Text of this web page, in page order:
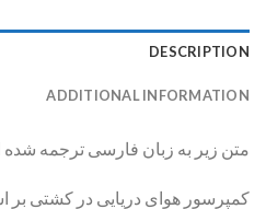
DESCRIPTION
ADDITIONAL INFORMATION
متن زیر به زبان فارسی ترجمه
کمپرسور هوای دریایی در کشتی بر